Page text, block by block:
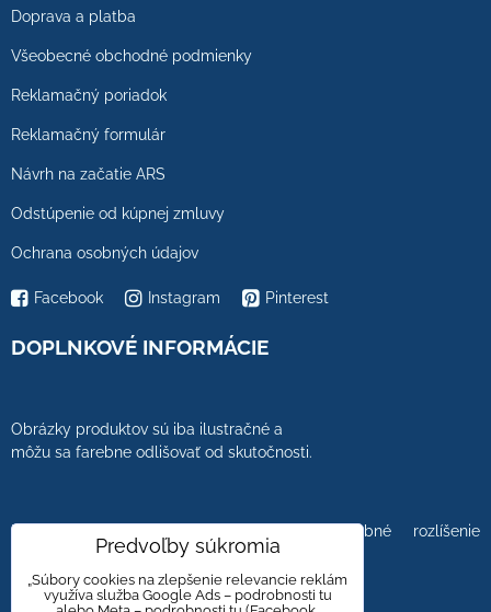
Doprava a platba
Všeobecné obchodné podmienky
Reklamačný poriadok
Reklamačný formulár
Návrh na začatie ARS
Odstúpenie od kúpnej zmluvy
Ochrana osobných údajov
Facebook Instagram Pinterest
DOPLNKOVÉ INFORMÁCIE
Obrázky produktov sú iba ilustračné a
môžu sa farebne odlišovať od skutočnosti.
Farebnosť obrázkov tiež ovplyvňuje farebné rozlíšenie
zobrazovacej jednotky.Predvoľby súkromia
„Súbory cookies na zlepšenie relevancie reklám
využíva služba Google Ads – podrobnosti tu